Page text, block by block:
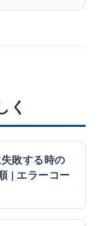
く
敗する時の
| エラーコー